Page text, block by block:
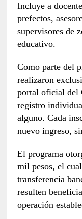
Incluye a
prefectos,
supervisores de
educativo.
Como parte del
realizaron
portal oficial del
registro
alguno. Cada
nuevo ingreso,
El programa
mil pesos, el
transferencia
resulten
operación